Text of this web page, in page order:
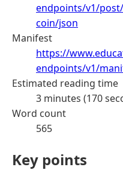
endpoints/v1/
coin/json
Manifest
https://
endpoints/v1/
Estimated reading time
3 minutes (170
Word count
565
Key points